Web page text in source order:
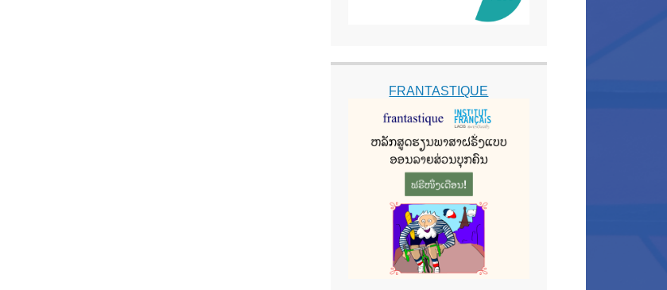
FRANTASTIQUE